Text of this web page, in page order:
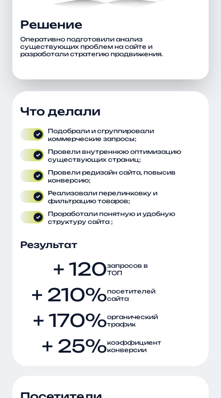
Решение
Оперативно подготовили анализ
существующих проблем на сайте и
разработали стратегию продвижения.
Что делали
Подобрали и сгруппировали
коммерческие запросы;
Провели внутреннюю оптимизацию
существующих страниц;
Провели редизайн сайта, повысив
конверсию;
Реализовали перелинковку и
фильтрацию товаров;
Проработали понятную и удобную
структуру сайта ;
Результат
+ 120запросов в
ТОП
+ 210%посетителей
сайта
+ 170%органический
трафик
+ 25%коэффициент
конверсии